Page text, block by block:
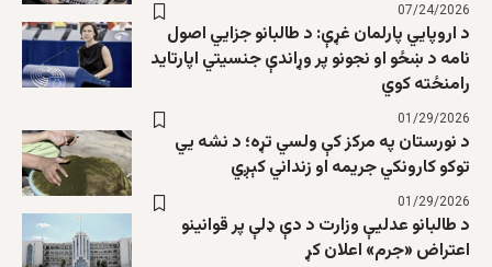
07/24/2026
د اروپايي پارلمان غړې: د طالبانو جزایي اصول
نامه د ښځو او نجونو پر وړاندې جنسیتي اپارتاید
رامنځته کوي
01/29/2026
د نورستان په مرکز کې ولسي تړه؛ د نشه يي
توکو کارونکي جریمه او زنداني کېږي
01/29/2026
د طالبانو عدلیې وزارت د دې ډلې پر قوانینو
اعتراض «جرم» اعلان کړ